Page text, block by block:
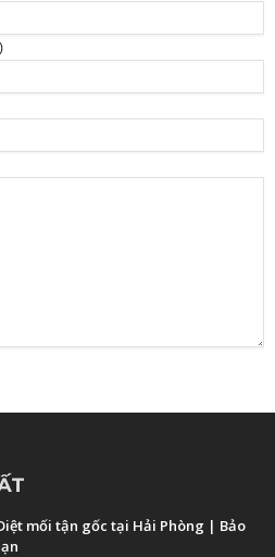
mối tận gốc tại Hải Phòng | Bảo